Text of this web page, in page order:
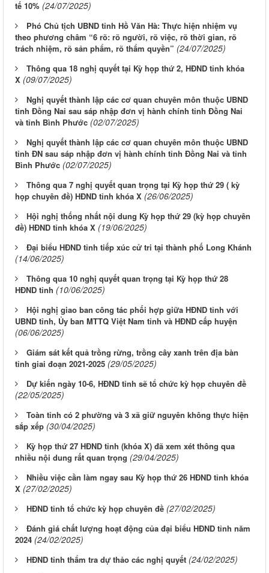
tế 10% (24/07/2025)
Phó Chủ tịch UBND tỉnh Hồ Văn Hà: Thực hiện nhiệm vụ
theo phương châm “6 rõ: rõ người, rõ việc, rõ thời gian, rõ
trách nhiệm, rõ sản phẩm, rõ thẩm quyền” (24/07/2025)
Thông qua 18 nghị quyết tại Kỳ họp thứ 2, HĐND tỉnh khóa
X (09/07/2025)
Nghị quyết thành lập các cơ quan chuyên môn thuộc UBND
tỉnh Đồng Nai sau sáp nhập đơn vị hành chính tỉnh Đồng Nai
và tỉnh Bình Phước (02/07/2025)
Nghị quyết thành lập các cơ quan chuyên môn thuộc UBND
tỉnh ĐN sau sáp nhập đơn vị hành chính tỉnh Đồng Nai và tỉnh
Bình Phước (02/07/2025)
Thông qua 7 nghị quyết quan trọng tại Kỳ họp thứ 29 ( kỳ
họp chuyên đề) HĐND tỉnh khóa X (26/06/2025)
Hội nghị thống nhất nội dung Kỳ họp thứ 29 (kỳ họp chuyên
đề) HĐND tỉnh khóa X (19/06/2025)
Đại biểu HĐND tỉnh tiếp xúc cử tri tại thành phố Long Khánh
(14/06/2025)
Thông qua 10 nghị quyết quan trọng tại Kỳ họp thứ 28
HĐND tỉnh (10/06/2025)
Hội nghị giao ban công tác phối hợp giữa HĐND tỉnh với
UBND tỉnh, Ủy ban MTTQ Việt Nam tỉnh và HĐND cấp huyện
(06/06/2025)
Giám sát kết quả trồng rừng, trồng cây xanh trên địa bàn
tỉnh giai đoạn 2021-2025 (29/05/2025)
Dự kiến ngày 10-6, HĐND tỉnh sẽ tổ chức kỳ họp chuyên đề
(22/05/2025)
Toàn tỉnh có 2 phường và 3 xã giữ nguyên không thực hiện
sắp xếp (30/04/2025)
Kỳ họp thứ 27 HĐND tỉnh (khóa X) đã xem xét thông qua
nhiều nội dung rất quan trọng (29/04/2025)
Nhiều việc cần làm ngay sau Kỳ họp thứ 26 HĐND tỉnh khóa
X (27/02/2025)
HĐND tỉnh tổ chức kỳ họp chuyên đề (27/02/2025)
Đánh giá chất lượng hoạt động của đại biểu HĐND tỉnh năm
2024 (24/02/2025)
HĐND tỉnh thẩm tra dự thảo các nghị quyết (24/02/2025)